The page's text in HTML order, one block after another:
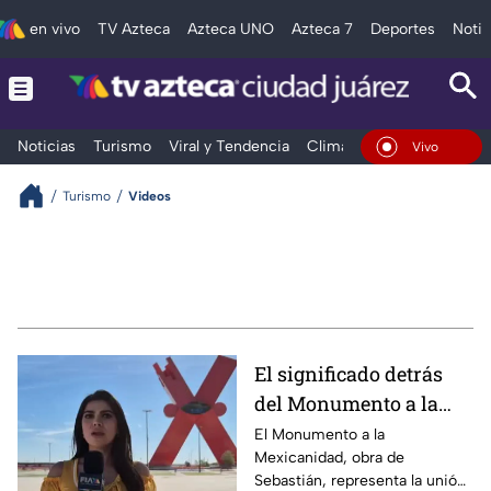
en vivo TV Azteca Azteca UNO Azteca 7 Deportes
Noticias Turismo Viral y Tendencia Clima Deportes
En Vivo
Turismo Videos
El significado detrás
del Monumento a la
Mexicanidad: La "X"
El Monumento a la
Mexicanidad, obra de
Sebastián, representa la unión